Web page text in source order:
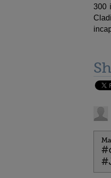
300